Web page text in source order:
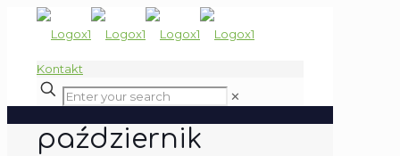
Kontakt
✕
październik